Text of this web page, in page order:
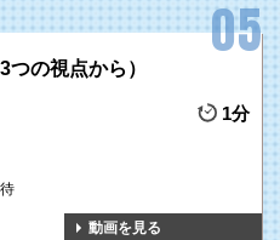
の視点から）
1分
動画を見る